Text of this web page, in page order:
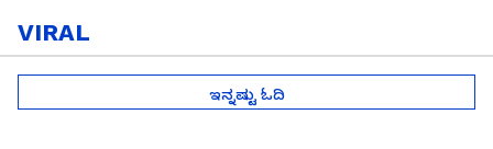
VIRAL
ಇನ್ನಷ್ಟು ಓದಿ